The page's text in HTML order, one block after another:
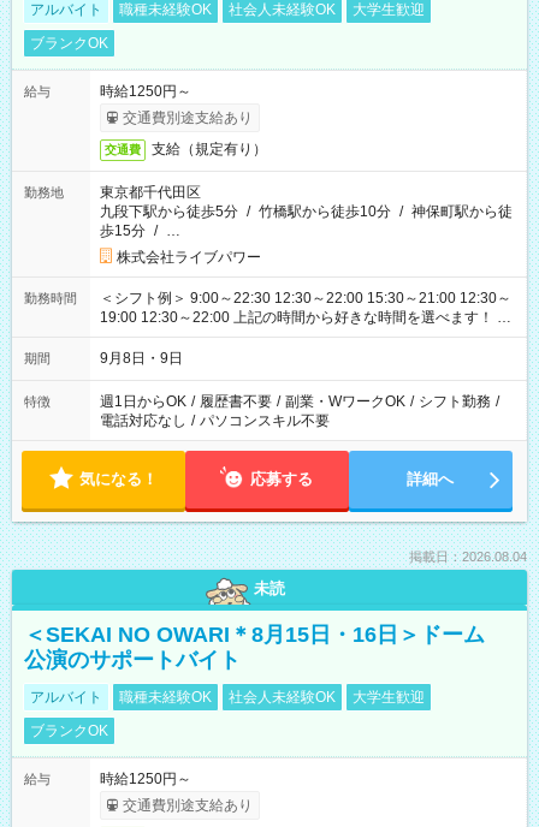
アルバイト 職種未経験OK 社会人未経験OK
大学生歓迎
ブランクOK
給与
時給1250円～
交通費別途支給あり
交通費 支給（規定有り）
勤務地
東京都千代田区
九段下駅から徒歩5分 / 竹橋駅から徒歩10分 / 神保町駅から徒
歩15分 / …
株式会社ライブパワー
勤務時間
＜シフト例＞ 9:00～22:30 12:30～22:00 15:30～21:00 12:30～
19:00 12:30～22:00 上記の時間から好きな時間を選べます！ ※
時間は変更となる可能性があります
期間 9月8日・9日
特徴 週1日からOK / 履歴書不要 / 副業・WワークOK / シフト勤務 /
電話対応なし / パソコンスキル不要
気になる！ 応募する 詳細へ
掲載日：2026.08.04
未読
＜SEKAI NO OWARI＊8月15日・16日＞ドーム
公演のサポートバイト
アルバイト 職種未経験OK 社会人未経験OK
大学生歓迎
ブランクOK
給与
時給1250円～
交通費別途支給あり